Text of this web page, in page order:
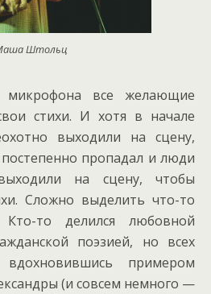
Штольц
все желающие
стихи. И хотя в начале
выходили на сцену,
пропадал и люди
на сцену, чтобы
Сложно выделить что-то
то делился любовной
поэзией, но всех
примером
(и совсем немного —